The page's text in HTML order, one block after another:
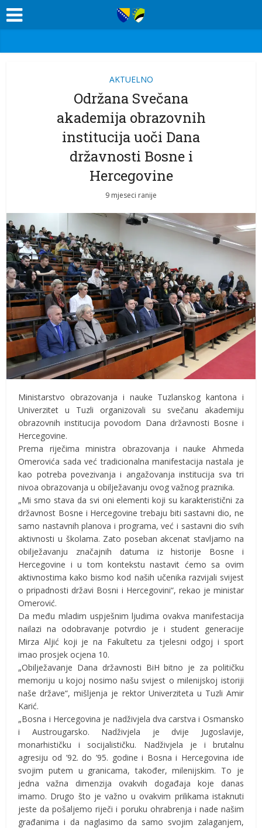
AKTUELNO
Održana Svečana
akademija obrazovnih
institucija uoči Dana
državnosti Bosne i
Hercegovine
9 mjeseci ranije
Ministarstvo obrazovanja i nauke Tuzlanskog kantona i
Univerzitet u Tuzli organizovali su svečanu akademiju
obrazovnih institucija povodom Dana državnosti Bosne i
Hercegovine.
Prema riječima ministra obrazovanja i nauke Ahmeda
Omerovića sada već tradicionalna manifestacija nastala je
kao potreba povezivanja i angažovanja institucija sva tri
nivoa obrazovanja u obilježavanju ovog važnog praznika.
„Mi smo stava da svi oni elementi koji su karakteristični za
državnost Bosne i Hercegovine trebaju biti sastavni dio, ne
samo nastavnih planova i programa, već i sastavni dio svih
aktivnosti u školama. Zato poseban akcenat stavljamo na
obilježavanju značajnih datuma iz historije Bosne i
Hercegovine i u tom kontekstu nastavit ćemo sa ovim
aktivnostima kako bismo kod naših učenika razvijali svijest
o pripadnosti državi Bosni i Hercegovini“, rekao je ministar
Omerović.
Da među mladim uspješnim ljudima ovakva manifestacija
nailazi na odobravanje potvrdio je i student generacije
Mirza Aljić koji je na Fakultetu za tjelesni odgoj i sport
imao prosjek ocjena 10.
„Obilježavanje Dana državnosti BiH bitno je za političku
memoriju u kojoj nosimo našu svijest o milenijskoj istoriji
naše države“, mišljenja je rektor Univerziteta u Tuzli Amir
Karić.
„Bosna i Hercegovina je nadživjela dva carstva i Osmansko
i Austrougarsko. Nadživjela je dvije Jugoslavije,
monarhističku i socijalističku. Nadživjela je i brutalnu
agresiju od ’92. do ’95. godine i Bosna i Hercegovina ide
svojim putem u granicama, također, milenijskim. To je
jedna važna dimenzija ovakvih događaja koje danas
imamo. Drugo što je važno u ovakvim prilikama istaknuti
jeste da pošaljemo riječi i poruku ohrabrenja i nade našim
građanima i da naglasimo da samo svojim zalaganjem,